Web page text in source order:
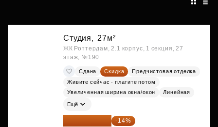
Студия, 27м²
ЖК Роттердам, 2.1 корпус, 1 секция, 27
этаж, №190
Сдана Скидка
Предчистовая отделка
Живите сейчас - платите потом
Увеличенная ширина окна/окон
Линейная
Ещё
20 147 994 ₽ -14%